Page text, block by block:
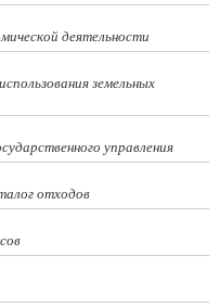
деятельности
земельных
управления
отходов